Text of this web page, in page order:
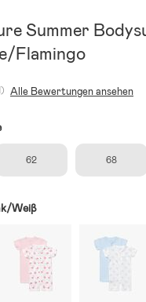
Summer
Flamingo
Alle Bewertungen ansehen
62 68
Weiβ